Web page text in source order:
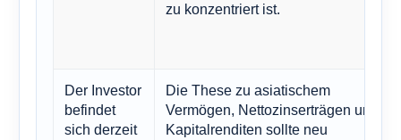
zu konzentriert ist.
Der Investor
befindet
sich derzeit
Die These zu asiatischem
Vermögen, Nettozinserträgen und
Kapitalrenditen sollte neu